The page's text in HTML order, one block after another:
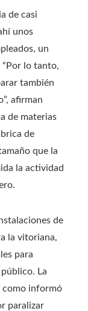
de casi
unos
un
lo tanto,
también
afirman
de materias
de
que la
la actividad
de
la vitoriana,
para
La
como informó
paralizar